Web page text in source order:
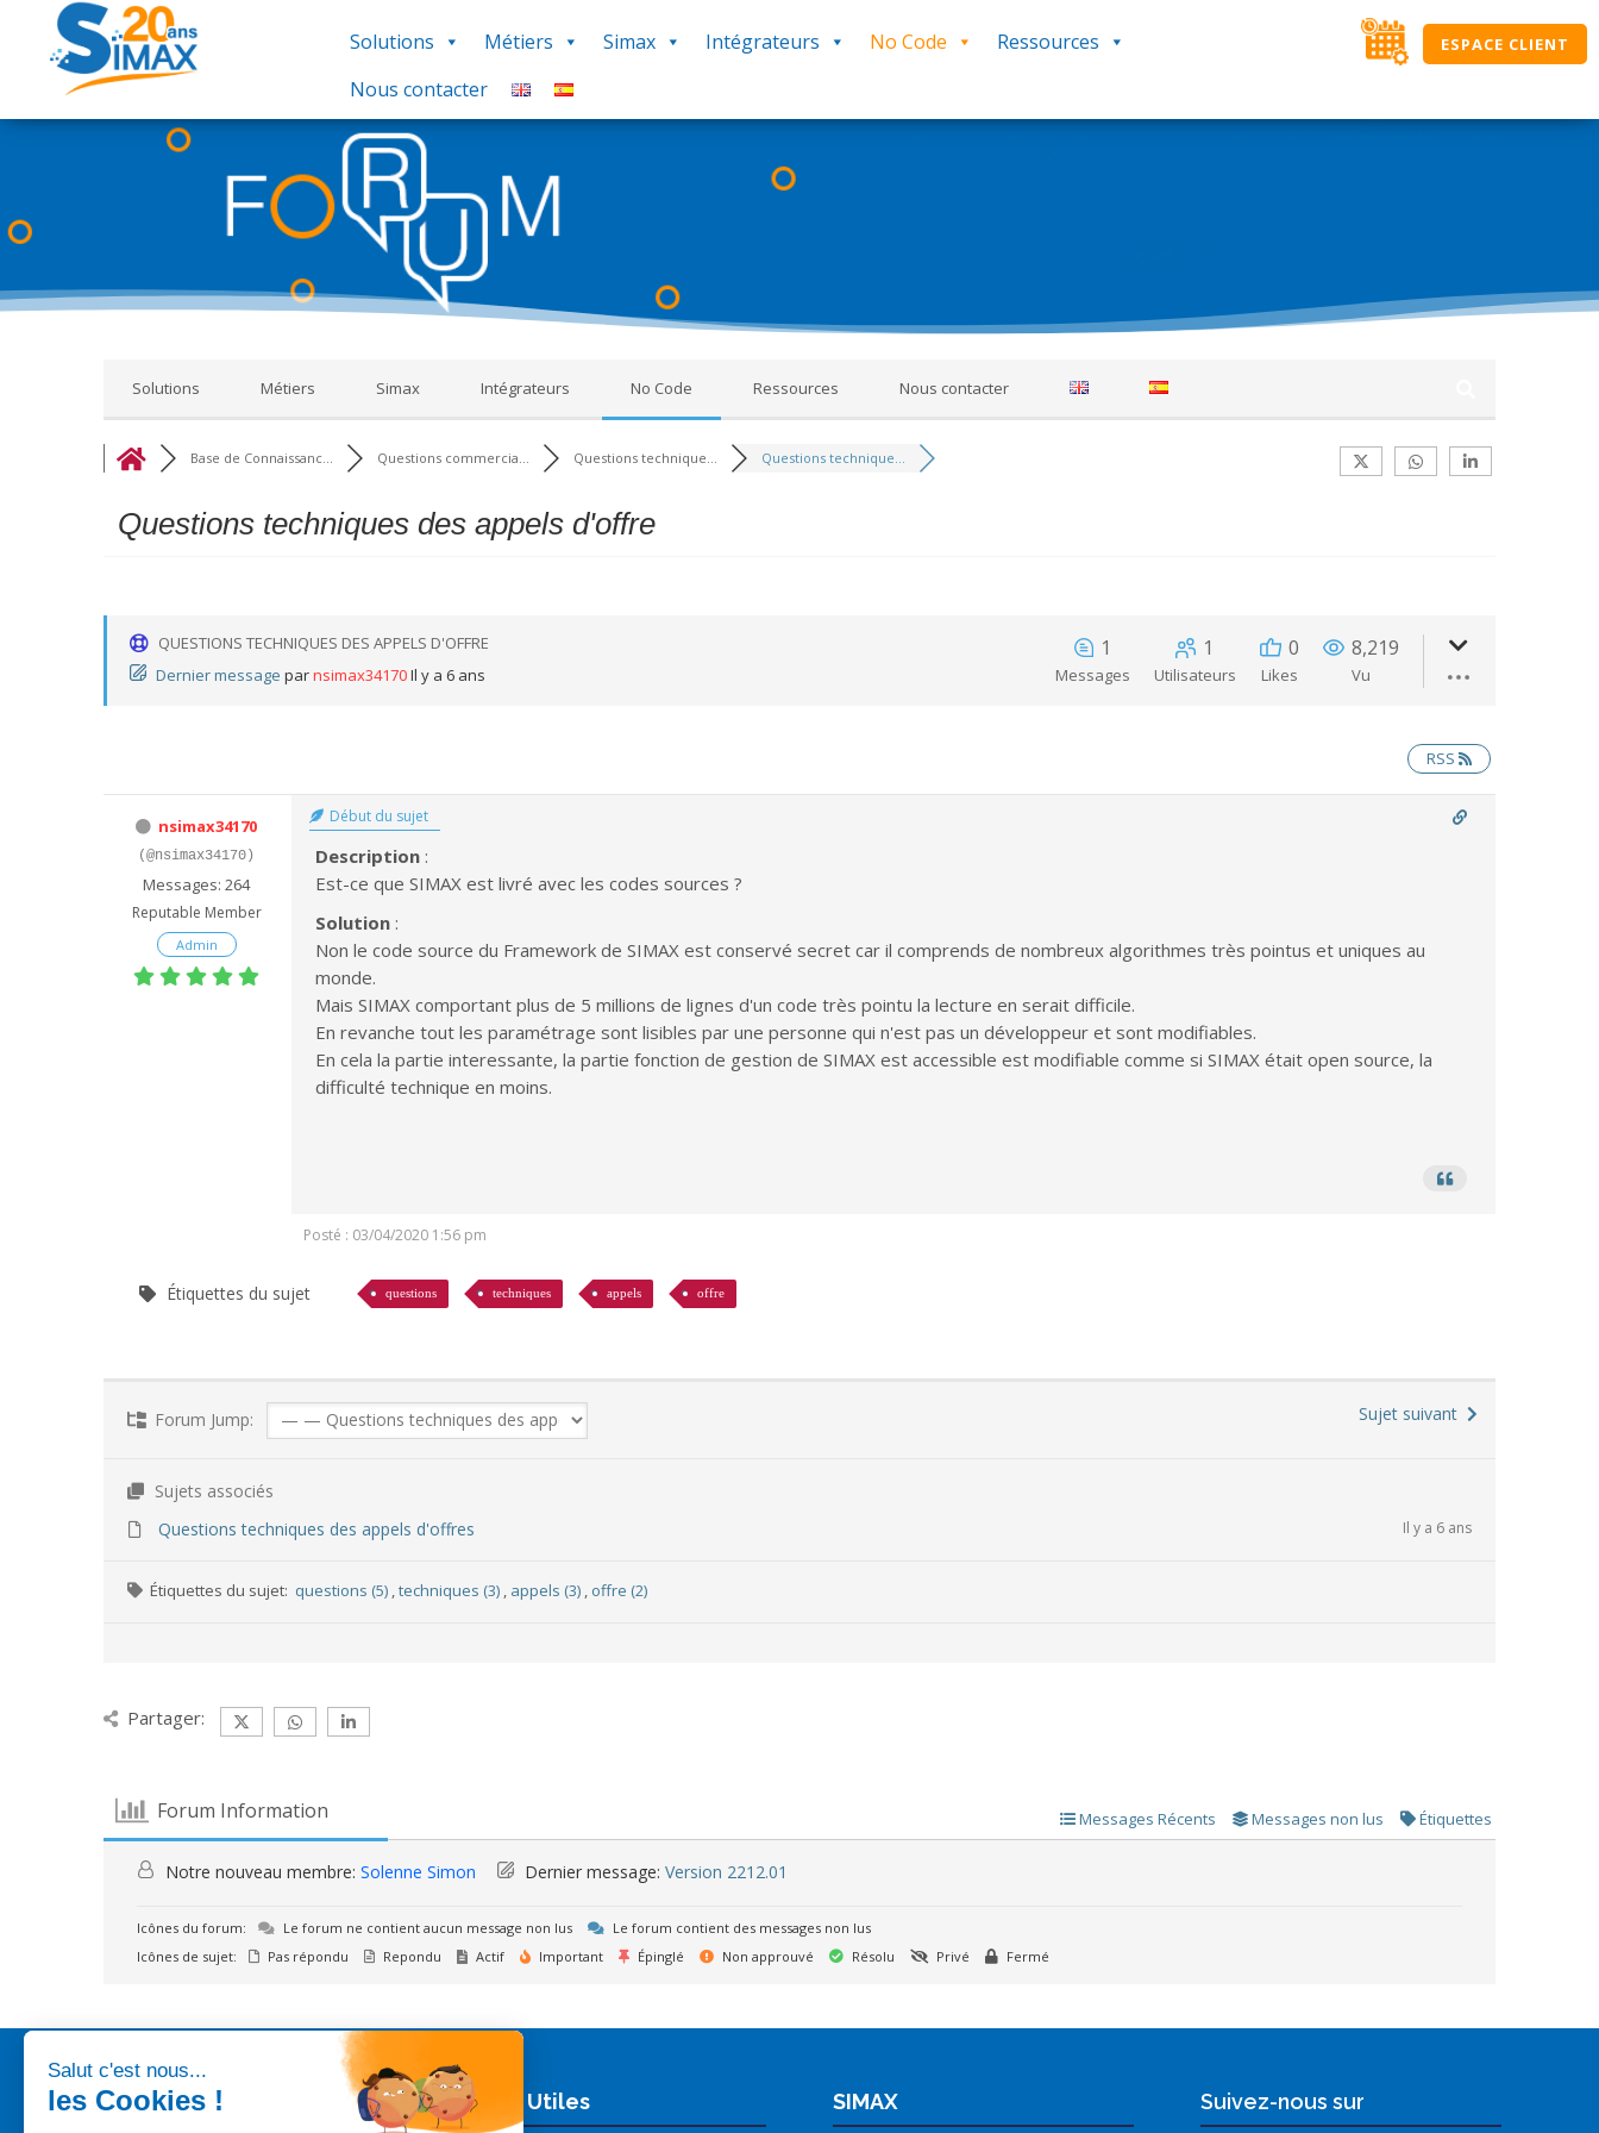
Solutions Métiers Simax Intégrateurs No Code
Ressources
Nous contacter
ESPACE CLIENT
Le Forum
Base de Connaissances : Ce regroupement de forums constitue une source d’informations en rapport avec l’utilisation des solutions SIMAX. Ici, classés par
thématique, nous vous proposons un ensemble de réponses, procédures, savoir-faire pour vous aider dans votre utilisation journalière. Si vous ne trouvez pas une
réponse à votre recherche, utilisez le groupe ‘Q&R Procédure et Dépannage’ pour poser votre question. Bonne découverte, l’équipe NOUT.
Solutions Métiers Simax Intégrateurs No Code Ressources Nous contacter
Base de Connaissanc... Questions commercia... Questions technique... Questions technique...
Questions techniques des appels d'offre
QUESTIONS TECHNIQUES DES APPELS D'OFFRE
Dernier message parnsimax34170Il y a 6 ans
1
Messages
1
Utilisateurs
0
Likes
8,219
Vu
RSS
nsimax34170
(@nsimax34170)
Messages: 264
Reputable Member
Admin
Début du sujet
Description :
Est-ce que SIMAX est livré avec les codes sources ?
Solution :
Non le code source du Framework de SIMAX est conservé secret car il comprends de nombreux algorithmes très pointus et uniques au
monde.
Mais SIMAX comportant plus de 5 millions de lignes d'un code très pointu la lecture en serait difficile.
En revanche tout les paramétrage sont lisibles par une personne qui n'est pas un développeur et sont modifiables.
En cela la partie interessante, la partie fonction de gestion de SIMAX est accessible est modifiable comme si SIMAX était open source, la
difficulté technique en moins.
Posté : 03/04/2020 1:56 pm
Étiquettes du sujet questions techniques appels offre
Forum Jump: Sujet suivant
Sujets associés
Questions techniques des appels d'offres
Il y a 6 ans
Étiquettes du sujet: questions (5) ,techniques (3) , appels (3) , offre (2)
Partager:
Forum Information Messages Récents Messages non lus Étiquettes
Notre nouveau membre:Solenne Simon Dernier message:Version 2212.01
Icônes du forum: Le forum ne contient aucun message non lus
Le forum contient des messages non lus
Icônes de sujet:
Pas répondu Repondu Actif Important Épinglé Non approuvé Résolu Privé Fermé
Liens Utiles SIMAX Suivez-nous sur